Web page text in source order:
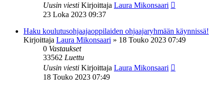
Uusin viesti Kirjoittaja Laura Mikonsaari
23 Loka 2023 09:37
Haku koulutusohjaajaoppilaiden ohjaajaryhmään käynnissä!
Kirjoittaja Laura Mikonsaari » 18 Touko 2023 07:49
0 Vastaukset
33562 Luettu
Uusin viesti Kirjoittaja Laura Mikonsaari
18 Touko 2023 07:49